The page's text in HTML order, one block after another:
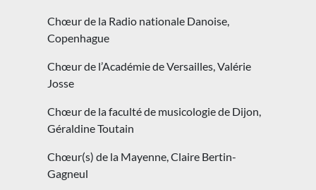
Chœur de la Radio nationale Danoise,
Copenhague
Chœur de l’Académie de Versailles, Valérie
Josse
Chœur de la faculté de musicologie de Dijon,
Géraldine Toutain
Chœur(s) de la Mayenne, Claire Bertin-
Gagneul